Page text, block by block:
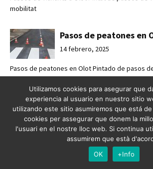
mobilitat
Pasos de peatones en
14 febrero, 2025
Pasos de peatones en Olot Pintado de pasos
movilidad
Mejorando la
Esplugues de Llobregat
7 febrero, 2025
Mejorando la seguridad vial en Esplugues de
Utilizamos cookies para asegurar que
experiencia al usuario en nuestro sitio
utilizando este sitio asumiremos que está
cookies per assegurar que donem la
l'usuari en el nostre lloc web. Si continua
assumirem que està
OK
+Info